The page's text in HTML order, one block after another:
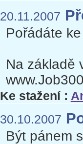
20.11.2007
Pořádáte
Na základě
Ke stažení :
30.10.2007
Být pánem